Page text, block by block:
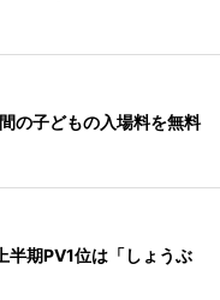
の子どもの入場料を無料
期PV1位は「しょうぶ